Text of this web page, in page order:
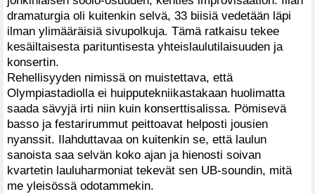
dramaturgia oli kuitenkin selvä, 33 biisiä vedetään läpi
ilman ylimääräisiä sivupolkuja. Tämä ratkaisu tekee
kesäiltaisesta parituntisesta yhteislaulutilaisuuden ja
konsertin.
Rehellisyyden nimissä on muistettava, että
Olympiastadiolla ei huipputekniikastakaan huolimatta
saada sävyjä irti niin kuin konserttisalissa. Pömisevä
basso ja festarirummut peittoavat helposti jousien
nyanssit. Ilahduttavaa on kuitenkin se, että laulun
sanoista saa selvän koko ajan ja hienosti soivan
kvartetin lauluharmoniat tekevät sen UB-soundin, mitä
me yleisössä odotammekin.